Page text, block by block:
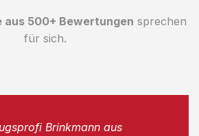
aus 500+ Bewertungen sprechen
für sich.
Brinkmann aus